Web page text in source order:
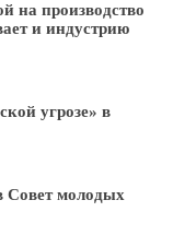
на производство
и индустрию
угрозе» в
Совет молодых